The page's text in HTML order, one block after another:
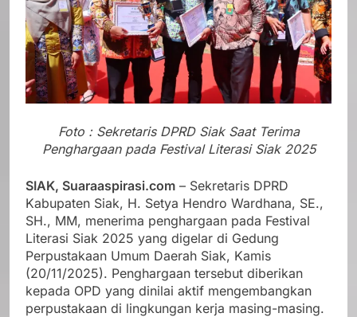
Foto : Sekretaris DPRD Siak Saat Terima
Penghargaan pada Festival Literasi Siak 2025
SIAK, Suaraaspirasi.com – Sekretaris DPRD
Kabupaten Siak, H. Setya Hendro Wardhana, SE.,
SH., MM, menerima penghargaan pada Festival
Literasi Siak 2025 yang digelar di Gedung
Perpustakaan Umum Daerah Siak, Kamis
(20/11/2025). Penghargaan tersebut diberikan
kepada OPD yang dinilai aktif mengembangkan
perpustakaan di lingkungan kerja masing-masing.